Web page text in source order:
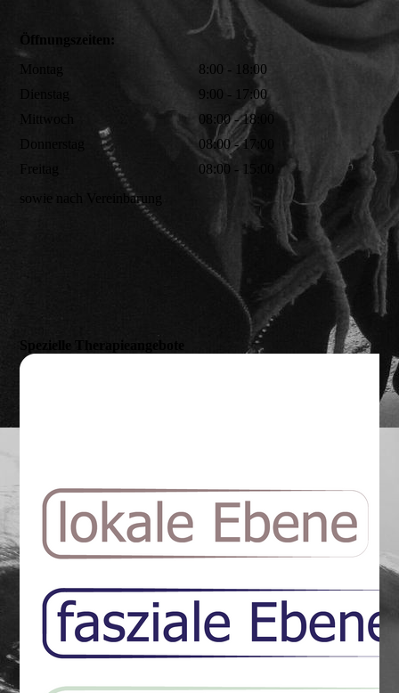
Öffnungszeiten:
Montag
8:00 - 18:00
Dienstag
9:00 - 17:00
Mittwoch
08:00 - 18:00
Donnerstag
08:00 - 17:00
Freitag
08:00 - 15:00
sowie nach Vereinbarung
Spezielle Therapieangebote